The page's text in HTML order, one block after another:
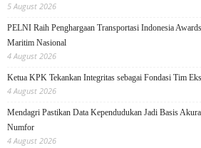
5 August 2026
PELNI Raih Penghargaan Transportasi Indonesia
Maritim Nasional
4 August 2026
Ketua KPK Tekankan Integritas sebagai Fondasi Tim
4 August 2026
Mendagri Pastikan Data Kependudukan Jadi Basis
Numfor
4 August 2026